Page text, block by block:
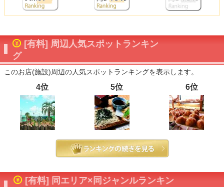
[有料] 周辺人気スポットランキン
グ
このお店(施設)周辺の人気スポットランキングを表示します。
4位 5位 6位
[有料] 同エリア×同ジャンルランキン